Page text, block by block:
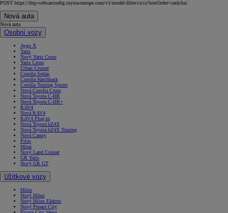
POST https://dxp-webcarconfig.toyota-europe.com/v1/model-filter/cz/cs?sortOrder=cashAsc
Nová auta
Nová auta
Osobní vozy
Aygo X
Yaris
Nový Yaris Cross
Yaris Cross
Urban Cruiser
Corolla Sedan
Corolla Hatchback
Corolla Touring Sports
Nová Corolla Cross
Nová Toyota C-HR
Nová Toyota C-HR+
RAV4
Nová RAV4
RAV4 Plug-in
Nová Toyota bZ4X
Nová Toyota bZ4X Touring
Nová Camry
Prius
Mirai
Nový Land Cruiser
GR Yaris
Nový GR GT
Užitkové vozy
Hilux
Nový Hilux
Nový Hilux Elektro
Nový Proace City